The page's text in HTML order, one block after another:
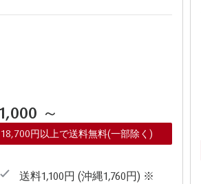
～
18,700円以上で送料無料(一部除く)
送料1,100円 (沖縄1,760円) ※